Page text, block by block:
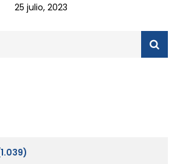
25 julio, 2023